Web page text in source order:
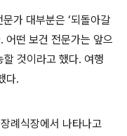
문가 대부분은 ‘되돌아갈
. 어떤 보건 전문가는 앞으
할 것이라고 했다. 여행
다.
례식장에서 나타나고